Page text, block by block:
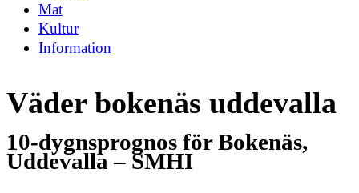
Mat
Kultur
Information
Väder bokenäs uddevalla
10-dygnsprognos för Bokenäs,
Uddevalla – SMHI